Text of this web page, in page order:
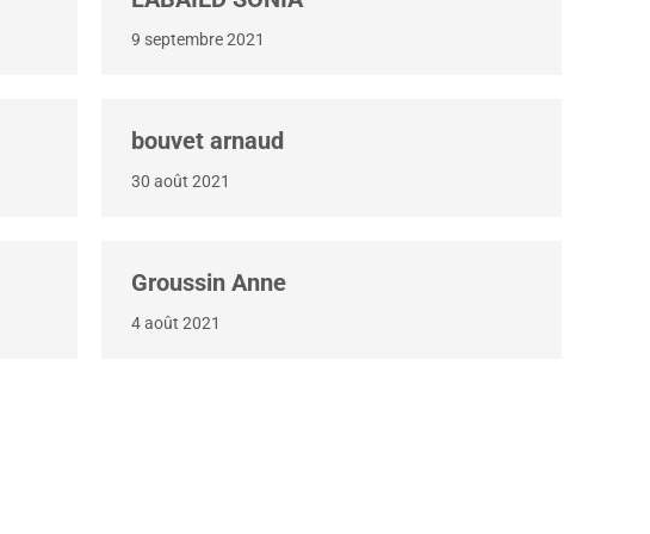
9 septembre 2021
bouvet arnaud
30 août 2021
Groussin Anne
4 août 2021